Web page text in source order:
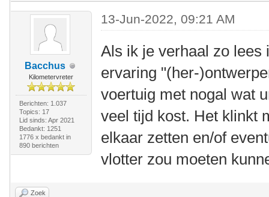
Bacchus
Kilometervreter
Berichten: 1.037
Topics: 17
Lid sinds: Apr 2021
Bedankt: 1251
1776 x bedankt in
890 berichten
13-Jun-2022, 09:21 AM
Als ik je verhaal zo lees
ervaring "(her-
voertuig met nogal wat
veel tijd kost. Het klinkt
elkaar zetten en/of
vlotter zou moeten
Zoek